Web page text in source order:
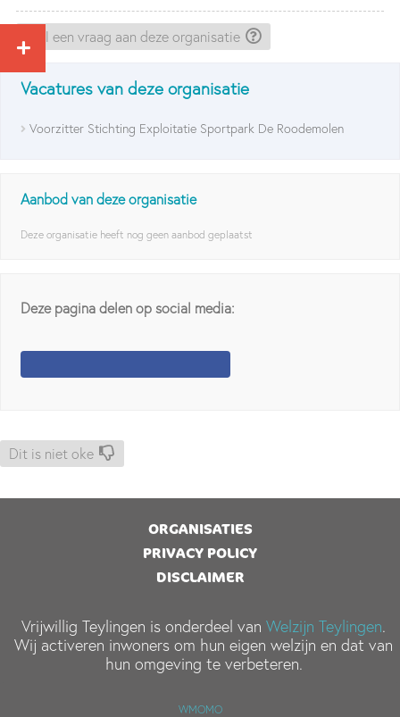
Stel een vraag aan deze organisatie
Vacatures van deze organisatie
Voorzitter Stichting Exploitatie Sportpark De Roodemolen
Aanbod van deze organisatie
Deze organisatie heeft nog geen aanbod geplaatst
Deze pagina delen op social media:
Dit is niet oke
ORGANISATIES
PRIVACY POLICY
DISCLAIMER
Vrijwillig Teylingen is onderdeel vanWelzijn Teylingen.
Wij activeren inwoners om hun eigen welzijn en dat van
hun omgeving te verbeteren.
WMOMO